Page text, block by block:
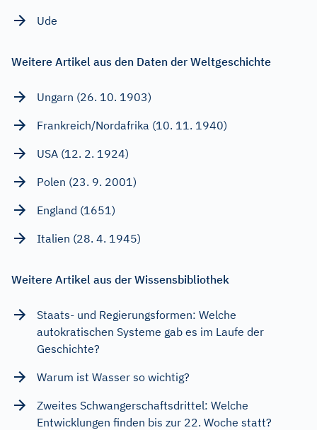
Ude
Weitere Artikel aus den Daten der Weltgeschichte
Ungarn (26. 10. 1903)
Frankreich/Nordafrika (10. 11. 1940)
USA (12. 2. 1924)
Polen (23. 9. 2001)
England (1651)
Italien (28. 4. 1945)
Weitere Artikel aus der Wissensbibliothek
Staats- und Regierungsformen: Welche
autokratischen Systeme gab es im Laufe der
Geschichte?
Warum ist Wasser so wichtig?
Zweites Schwangerschaftsdrittel: Welche
Entwicklungen finden bis zur 22. Woche statt?